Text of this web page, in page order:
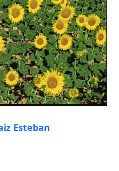
Esteban